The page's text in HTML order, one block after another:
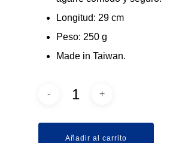
Longitud: 29 cm
Peso: 250 g
Made in Taiwan.
Añadir al carrito